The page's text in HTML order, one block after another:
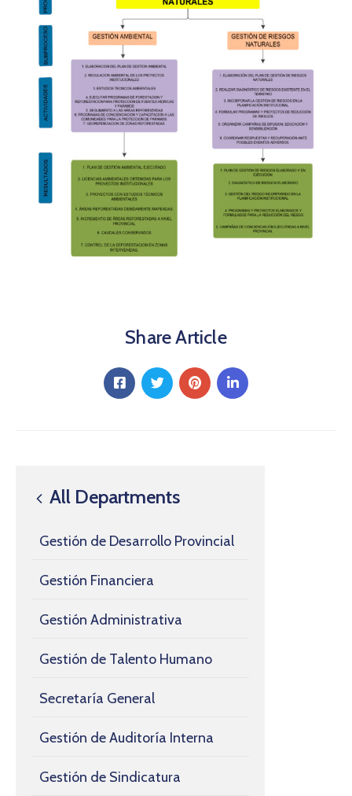
All Departments
Gestión de Desarrollo Provincial
Gestión Financiera
Gestión Administrativa
Gestión de Talento Humano
Secretaría General
Gestión de Auditoría Interna
Gestión de Sindicatura
Share Article